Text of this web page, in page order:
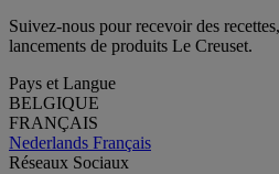
Suivez-nous pour recevoir des
lancements de produits Le Creuset.
Pays et Langue
BELGIQUE
FRANÇAIS
Nederlands Français
Réseaux Sociaux